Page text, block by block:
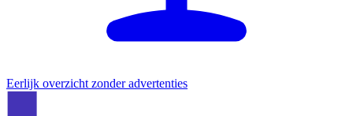
Eerlijk overzicht zonder advertenties